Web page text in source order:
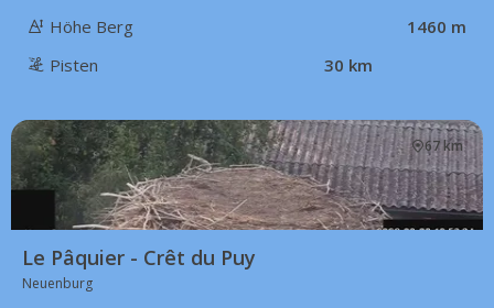
Höhe Berg
1460 m
Pisten
30 km
67 km
Le Pâquier - Crêt du Puy
Neuenburg